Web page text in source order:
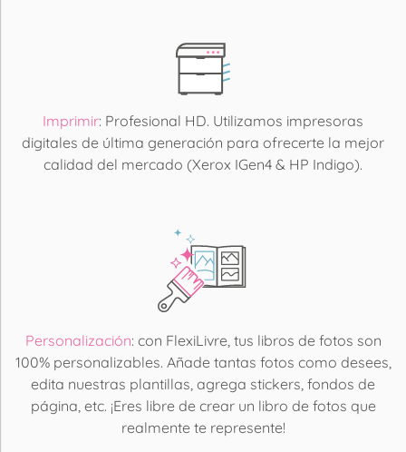
Imprimir: Profesional HD. Utilizamos impresoras
digitales de última generación para ofrecerte la mejor
calidad del mercado (Xerox IGen4 & HP Indigo).
Personalización: con FlexiLivre, tus libros de fotos son
100% personalizables. Añade tantas fotos como desees,
edita nuestras plantillas, agrega stickers, fondos de
página, etc. ¡Eres libre de crear un libro de fotos que
realmente te represente!